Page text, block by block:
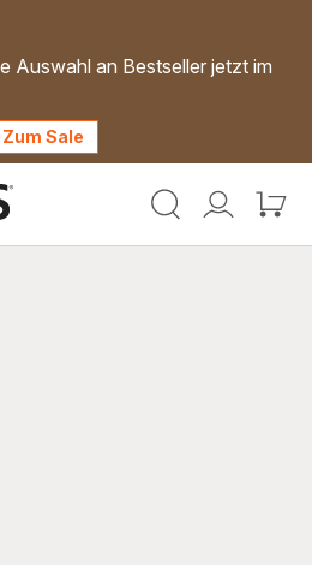
Auswahl an Bestseller jetzt im
Zum Sale
Mein
Mein